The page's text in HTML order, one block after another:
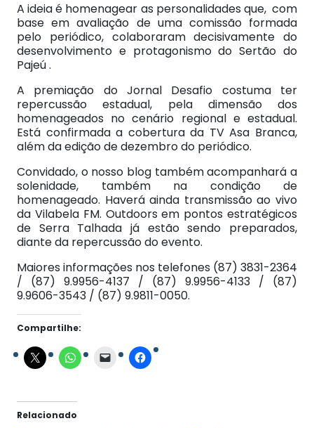
A ideia é homenagear as personalidades que, com
base em avaliação de uma comissão formada
pelo periódico, colaboraram decisivamente do
desenvolvimento e protagonismo do Sertão do
Pajeú .
A premiação do Jornal Desafio costuma ter
repercussão estadual, pela dimensão dos
homenageados no cenário regional e estadual.
Está confirmada a cobertura da TV Asa Branca,
além da edição de dezembro do periódico.
Convidado, o nosso blog também acompanhará a
solenidade, também na condição de
homenageado. Haverá ainda transmissão ao vivo
da Vilabela FM. Outdoors em pontos estratégicos
de Serra Talhada já estão sendo preparados,
diante da repercussão do evento.
Maiores informações nos telefones (87) 3831-2364
/ (87) 9.9956-4137 / (87) 9.9956-4133 / (87)
9.9606-3543 / (87) 9.9811-0050.
Compartilhe:
Relacionado